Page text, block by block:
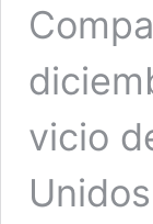
vicio